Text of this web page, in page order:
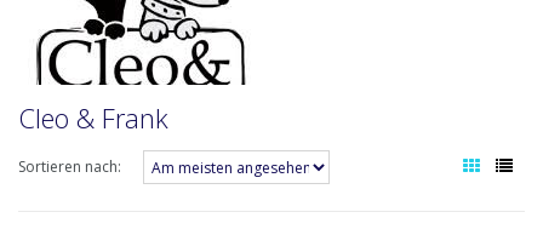
Cleo & Frank
Sortieren nach: